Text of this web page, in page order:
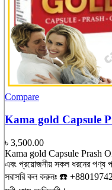
Compare
Kama gold Capsule
৳ 3,500.00
Kama gold Capsule Prash
এবং প্রয়োজনীয় সকল ধরনের পণ্য
সরাসরি কল করুনঃ ☎️